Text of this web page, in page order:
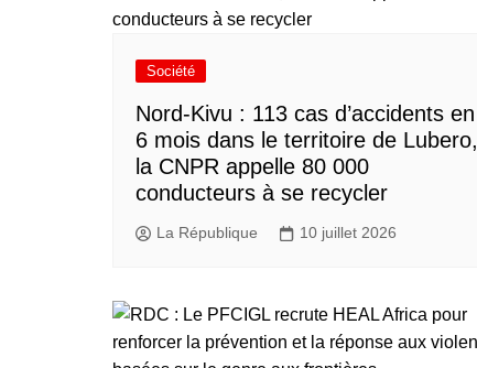
Société
Nord-Kivu : 113 cas d’accidents en
6 mois dans le territoire de Lubero,
la CNPR appelle 80 000
conducteurs à se recycler
La République 10 juillet 2026